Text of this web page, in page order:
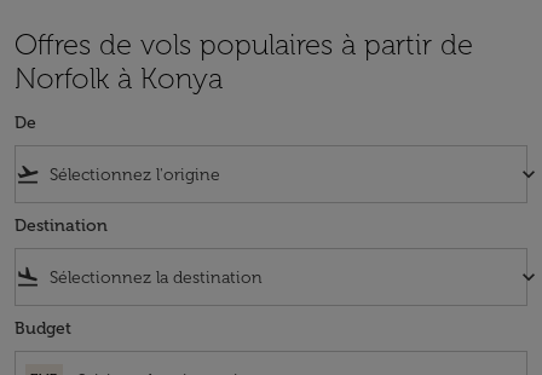
Offres de vols populaires à partir de
Norfolk à Konya
De
flight_takeoff keyboard_arrow_down
Destination
flight_land keyboard_arrow_down
Budget